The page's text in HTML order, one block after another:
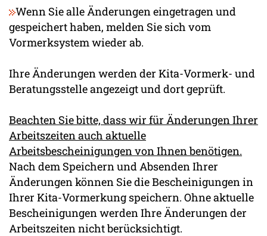
Wenn Sie alle Änderungen eingetragen und
gespeichert haben, melden Sie sich vom
Vormerksystem wieder ab.
Ihre Änderungen werden der Kita-Vormerk- und
Beratungsstelle angezeigt und dort geprüft.
Beachten Sie bitte, dass wir für Änderungen Ihrer
Arbeitszeiten auch aktuelle
Arbeitsbescheinigungen von Ihnen benötigen.
Nach dem Speichern und Absenden Ihrer
Änderungen können Sie die Bescheinigungen in
Ihrer Kita-Vormerkung speichern. Ohne aktuelle
Bescheinigungen werden Ihre Änderungen der
Arbeitszeiten nicht berücksichtigt.